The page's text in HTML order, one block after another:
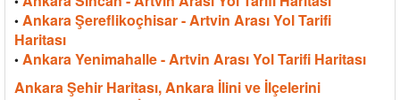
• Ankara Şereflikoçhisar - Artvin Arası Yol Tarifi
Haritası
• Ankara Yenimahalle - Artvin Arası Yol Tarifi Haritası
Ankara Şehir Haritası, Ankara İlini ve İlçelerini